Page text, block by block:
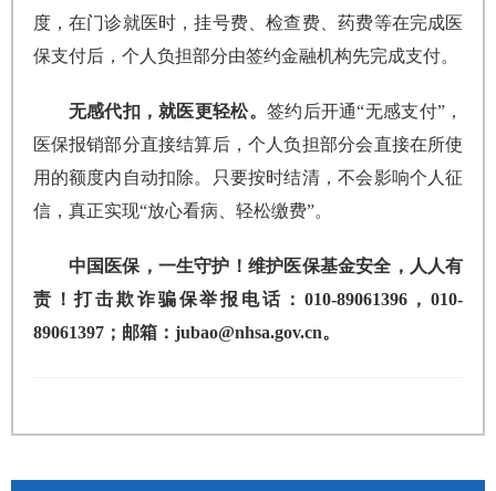
度，在门诊就医时，挂号费、检查费、药费等在完成医
保支付后，个人负担部分由签约金融机构先完成支付。
无感代扣，就医更轻松。 签约后开通“无感支付”，
医保报销部分直接结算后，个人负担部分会直接在所使
用的额度内自动扣除。只要按时结清，不会影响个人征
信，真正实现“放心看病、轻松缴费”。
中国医保，一生守护！维护医保基金安全，人人有
责！打击欺诈骗保举报电话：010-89061396，010-
89061397；邮箱：jubao@nhsa.gov.cn。